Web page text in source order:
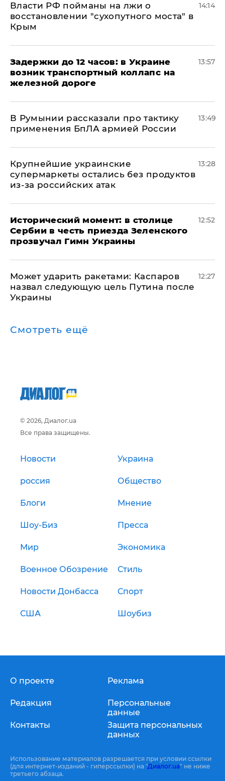
Власти РФ пойманы на лжи о
восстановлении "сухопутного моста" в
Крым
14:14
Задержки до 12 часов: в Украине
возник транспортный коллапс на
железной дороге
13:57
В Румынии рассказали про тактику
применения БпЛА армией России
13:49
Крупнейшие украинские
супермаркеты остались без продуктов
из-за российских атак
13:28
Исторический момент: в столице
Сербии в честь приезда Зеленского
прозвучал Гимн Украины
12:52
Может ударить ракетами: Каспаров
назвал следующую цель Путина после
Украины
12:27
Смотреть ещё
© 2026, Диалог.ua
Все права защищены.
Новости Украина
россия Общество
Блоги Мнение
Шоу-Биз Пресса
Мир Экономика
Военное Обозрение Стиль
Новости Донбасса Спорт
США Шоубиз
О проекте
Редакция
Контакты
Реклама
Персональные
данные
Защита персональных
данных
Использование материалов разрешается при условии ссылки
(для интернет-изданий - гиперссылки) на "Диалог.ua" не ниже
третьего абзаца.